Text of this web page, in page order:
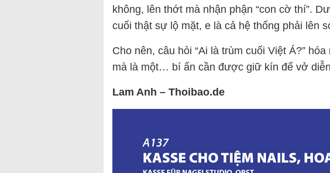
không, lên thớt mà nhận phận “con cờ thí”.
cuối thật sự lộ mặt, e là cả hệ thống phải lên
Cho nên, câu hỏi “Ai là trùm cuối Việt Á?”
mà là một… bí ẩn cần được giữ kín để vở
Lam Anh – Thoibao.de